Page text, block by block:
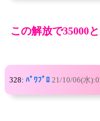
この解放で35000
328: ﾊﾟﾜﾌﾟﾛ 21/10/06(水